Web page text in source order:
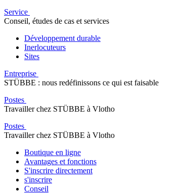
Service
Conseil, études de cas et services
Développement durable
Inerlocuteurs
Sites
Entreprise
STÜBBE : nous redéfinissons ce qui est faisable
Postes
Travailler chez STÜBBE à Vlotho
Postes
Travailler chez STÜBBE à Vlotho
Boutique en ligne
Avantages et fonctions
S'inscrire directement
s'inscrire
Conseil